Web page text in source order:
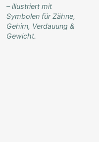
– illustriert mit
Symbolen für Zähne,
Gehirn, Verdauung &
Gewicht.